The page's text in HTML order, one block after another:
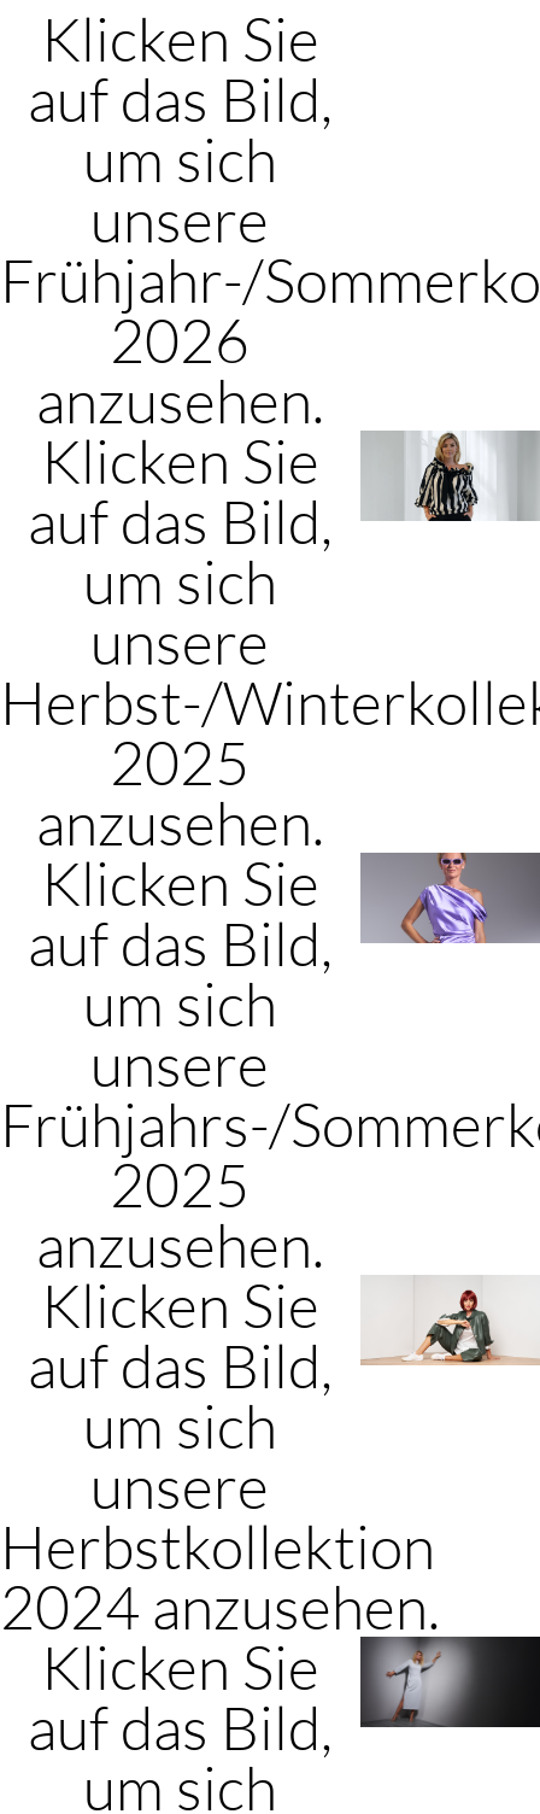
Klicken Sie
auf das Bild,
um sich
unsere
Frühjahr-/
2026
anzusehen.
Klicken Sie
auf das Bild,
um sich
unsere
Herbst-/
2025
anzusehen.
Klicken Sie
auf das Bild,
um sich
unsere
Frühjahrs-/
2025
anzusehen.
Klicken Sie
auf das Bild,
um sich
unsere
Herbstkollektion
2024 anzusehen.
Klicken Sie
auf das Bild,
um sich